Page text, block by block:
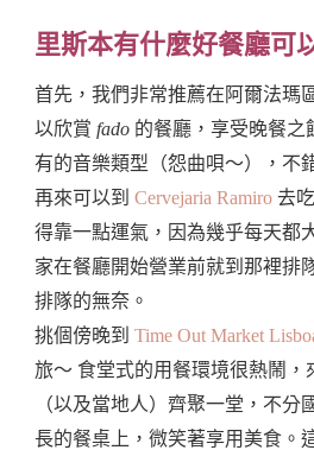
里斯本有什麼好餐廳可
首先，我們非常推薦在阿爾法瑪
以欣賞 fado 的餐廳，享受晚餐之
有的音樂類型（怨曲唄～），不
再來可以到 Cervejaria Ramiro 去
得靠一點運氣，因為幾乎每天都
家在餐廳開始營業前就到那裡排
排隊的無奈。
挑個傍晚到 Time Out Market
旅～ 食堂式的用餐環境很熱鬧，
（以及當地人）齊聚一堂，不分
長的餐桌上，微笑著享用美食。